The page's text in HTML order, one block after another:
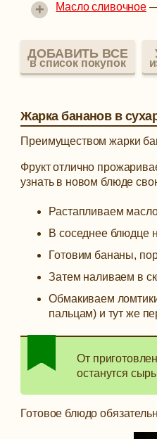
Масло сливочное
+
ДОБАВИТЬ ВСЕ
в список покупок
Жарка бананов в
Преимуществом жарки
Фрукт отлично
узнать в новом блюде
Растапливаем
В соседнее блюдце
Готовим бананы,
Затем наливаем в
Обмакиваем
пальцам) и тут же
От
останутся
Готовое блюдо